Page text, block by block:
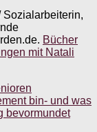
Bücher
mit Natali
bin- und was
bevormundet